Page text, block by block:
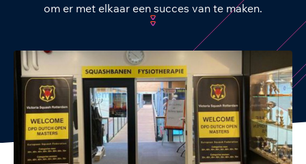
om er met elkaar een succes van te maken.